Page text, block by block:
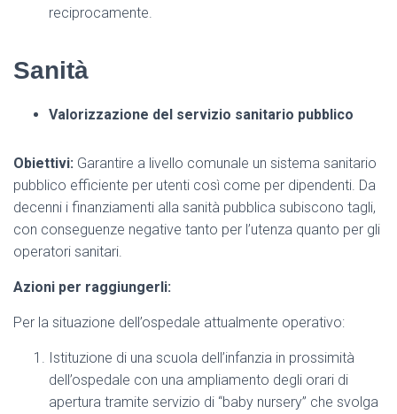
reciprocamente.
Sanità
Valorizzazione del servizio sanitario pubblico
Obiettivi: Garantire a livello comunale un sistema sanitario
pubblico efficiente per utenti così come per dipendenti. Da
decenni i finanziamenti alla sanità pubblica subiscono tagli,
con conseguenze negative tanto per l’utenza quanto per gli
operatori sanitari.
Azioni per raggiungerli:
Per la situazione dell’ospedale attualmente operativo:
Istituzione di una scuola dell’infanzia in prossimità
dell’ospedale con una ampliamento degli orari di
apertura tramite servizio di “baby nursery” che svolga